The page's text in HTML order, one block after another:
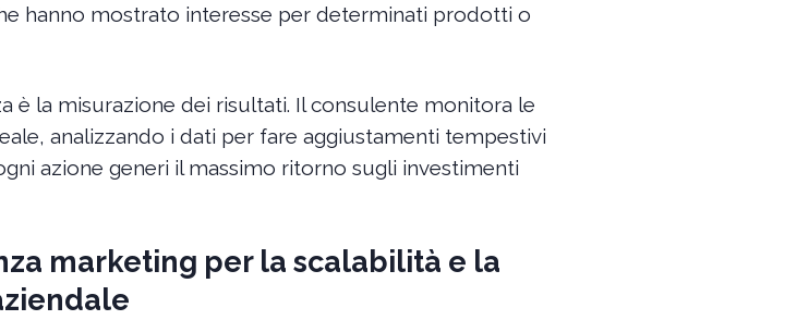
hanno mostrato interesse per determinati prodotti o
è la misurazione dei risultati. Il consulente monitora le
analizzando i dati per fare aggiustamenti tempestivi
azione generi il massimo ritorno sugli investimenti
marketing per la scalabilità e la